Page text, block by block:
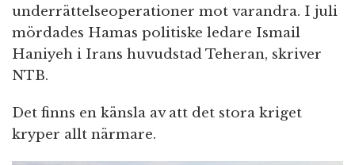
underrättelseoperationer mot varandra. I juli
mördades Hamas politiske ledare Ismail
Haniyeh i Irans huvudstad Teheran, skriver
NTB.
Det finns en känsla av att det stora kriget
kryper allt närmare.